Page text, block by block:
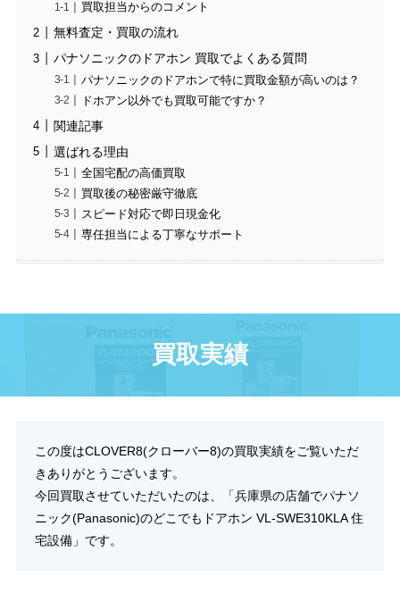
買取担当からのコメント
無料査定・買取の流れ
パナソニックのドアホン 買取でよくある質問
パナソニックのドアホンで特に買取金額が高いのは？
ドホアン以外でも買取可能ですか？
関連記事
選ばれる理由
全国宅配の高価買取
買取後の秘密厳守徹底
スピード対応で即日現金化
専任担当による丁寧なサポート
買取実績
この度はCLOVER8(クローバー8)の買取実績をご覧いただ
きありがとうございます。
今回買取させていただいたのは、「兵庫県の店舗でパナソ
ニック(Panasonic)のどこでもドアホン VL-SWE310KLA 住
宅設備」です。